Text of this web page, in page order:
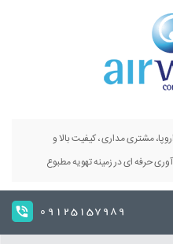
مشتری مداری ، کیفیت بالا و
حرفه ای در زمینه تهویه مطبوع
09125157989